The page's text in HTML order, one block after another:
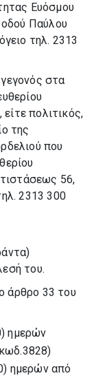
Ευόσμου
οδού Παύλου
τηλ. 2313
στα
είτε πολιτικός,
της
που
56,
2313 300
του.
άρθρο 33 του
ημερών
ημερών από